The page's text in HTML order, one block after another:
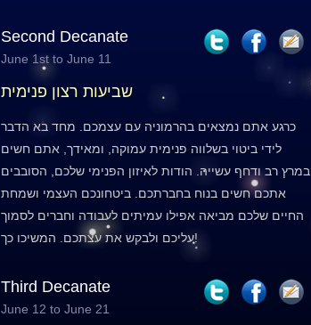
Second Decanate
June 1st to June 11
שביעות רצון פנימית
כרגע אתם נמצאים בהרמוניה עם עצמכם. מחד בא הדבר
לידי ביטוי בשלווה פנימית עמוקה, ומאידך, אתם חשים
במרץ רב ודחף עשייה. הודות לאיזון הפנימי שלכם, הסובבים
אתכם חשים בנוח בחברתכם. ביטחונכם העצמי ושמחת
החיים שלכם מביאה אפילו עמיתים לעבודה וחברים לסמוך
עליכם ולבקש את עצתכם. המשיכו כך!
Third Decanate
June 12 to June 21